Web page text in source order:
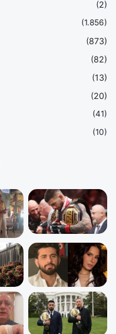
(2)
(1.856)
(873)
(82)
(13)
(20)
(41)
(10)